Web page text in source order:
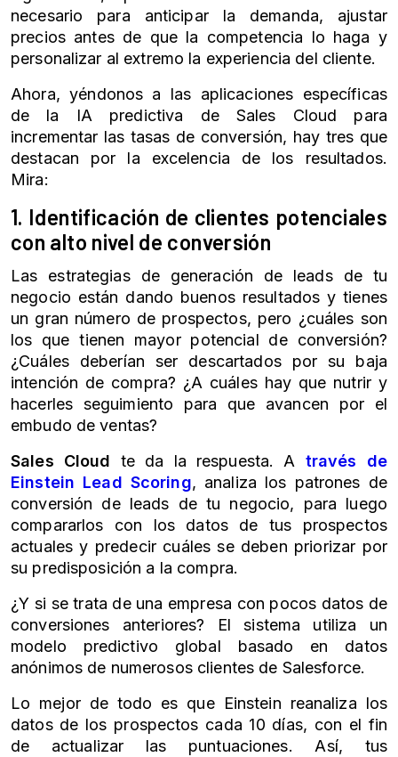
necesario para anticipar la demanda, ajustar
precios antes de que la competencia lo haga y
personalizar al extremo la experiencia del cliente.
Ahora, yéndonos a las aplicaciones específicas
de la IA predictiva de
Sales Cloud
para
incrementar las tasas de conversión, hay tres que
destacan por la excelencia de los resultados.
Mira:
1. Identificación de clientes potenciales
con alto nivel de conversión
Las estrategias de generación de leads de tu
negocio están dando buenos resultados y tienes
un gran número de prospectos, pero ¿cuáles son
los que tienen mayor potencial de conversión?
¿Cuáles deberían ser descartados por su baja
intención de compra? ¿A cuáles hay que nutrir y
hacerles seguimiento para que avancen por el
embudo de ventas?
Sales Cloud
te da la respuesta. A
través de
Einstein Lead Scoring, analiza los patrones de
conversión de leads de tu negocio, para luego
compararlos con los datos de tus prospectos
actuales y predecir cuáles se deben priorizar por
su predisposición a la compra.
¿Y si se trata de una empresa con pocos datos de
conversiones anteriores? El sistema utiliza un
modelo predictivo global basado en datos
anónimos de numerosos clientes de Salesforce.
Lo mejor de todo es que Einstein reanaliza los
datos de los prospectos cada 10 días, con el fin
de actualizar las puntuaciones. Así, tus